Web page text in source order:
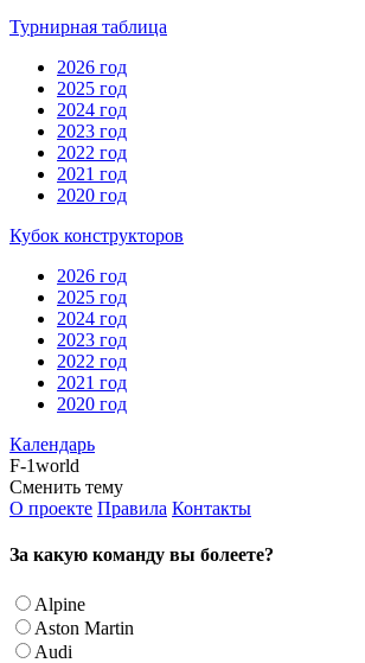
Турнирная таблица
2026 год
2025 год
2024 год
2023 год
2022 год
2021 год
2020 год
Кубок конструкторов
2026 год
2025 год
2024 год
2023 год
2022 год
2021 год
2020 год
Календарь
F-1world
Сменить тему
О проекте Правила Контакты
За какую команду вы болеете?
Alpine
Aston Martin
Audi